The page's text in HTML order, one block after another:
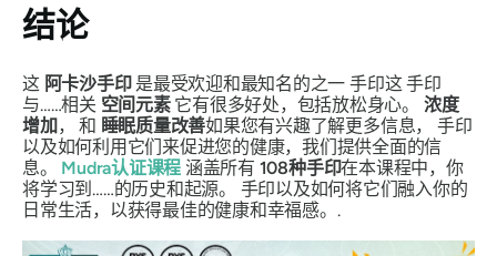
结论
这 阿卡沙手印是最受欢迎和最知名的之一 手印这手印
与……相关 空间元素它有很多好处，包括放松身心。 浓度
增加 ， 和 睡眠质量改善如果您有兴趣了解更多信息， 手印
以及如何利用它们来促进您的健康，我们提供全面的信
息。 Mudra认证课程 涵盖所有 108种手印在本课程中，你
将学习到……的历史和起源。 手印以及如何将它们融入你的
日常生活，以获得最佳的健康和幸福感。.